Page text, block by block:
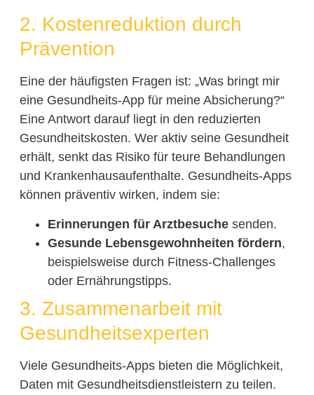
2. Kostenreduktion durch
Prävention
Eine der häufigsten Fragen ist: „Was bringt mir
eine Gesundheits-App für meine Absicherung?“
Eine Antwort darauf liegt in den reduzierten
Gesundheitskosten. Wer aktiv seine Gesundheit
erhält, senkt das Risiko für teure Behandlungen
und Krankenhausaufenthalte. Gesundheits-Apps
können präventiv wirken, indem sie:
Erinnerungen für Arztbesuchesenden.
Gesunde Lebensgewohnheiten fördern,
beispielsweise durch Fitness-Challenges
oder Ernährungstipps.
3. Zusammenarbeit mit
Gesundheitsexperten
Viele Gesundheits-Apps bieten die Möglichkeit,
Daten mit Gesundheitsdienstleistern zu teilen.